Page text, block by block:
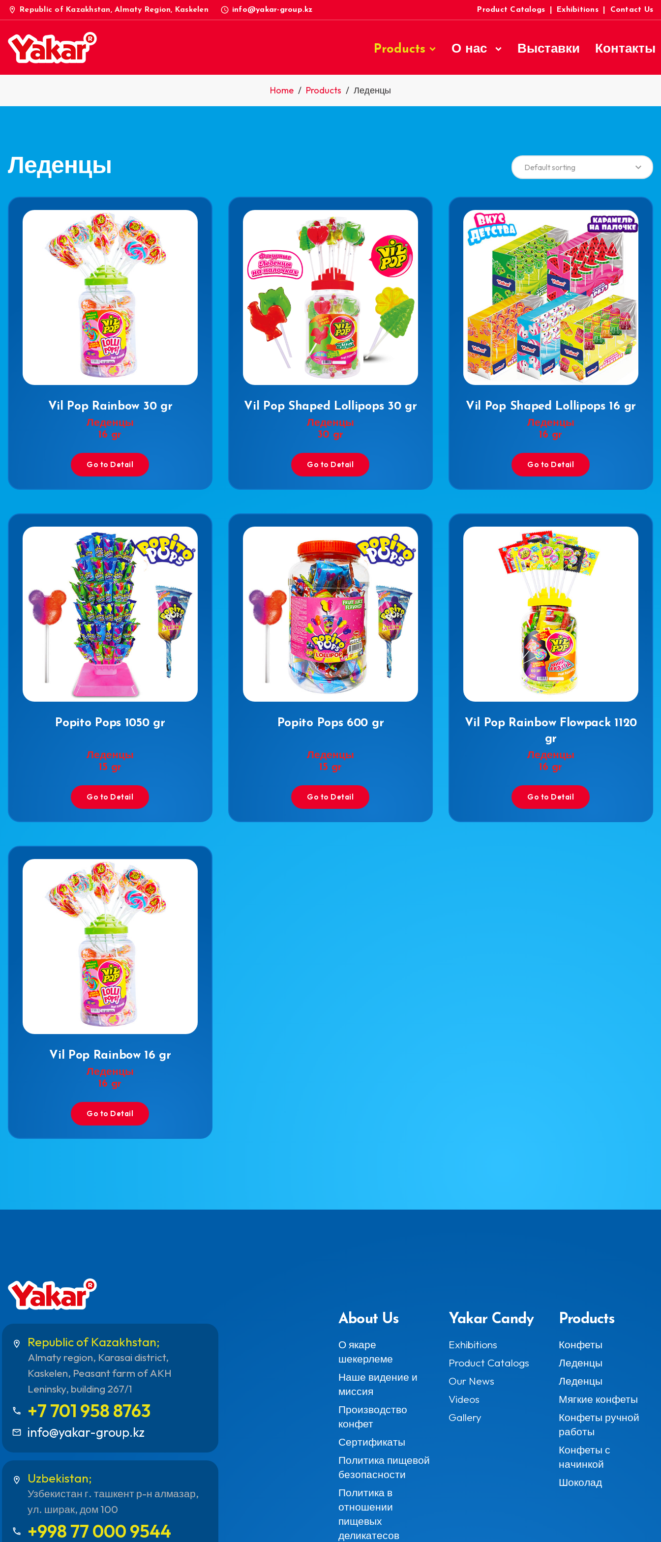
location_on Republic of Kazakhstan, Almaty Region, Kaskelen access_time info@yakar-group.kz Product Catalogs Exhibitions Contact Us
Products О нас Выставки Контакты
Home / Products / Леденцы
Леденцы Default sorting
Vil Pop Rainbow 30 gr
Леденцы
16 gr
Go to Detail
Vil Pop Shaped Lollipops 30 gr
Леденцы
30 gr
Go to Detail
Vil Pop Shaped Lollipops 16 gr
Леденцы
16 gr
Go to Detail
Popito Pops 1050 gr
Леденцы
15 gr
Go to Detail
Popito Pops 600 gr
Леденцы
15 gr
Go to Detail
Vil Pop Rainbow Flowpack 1120
gr
Леденцы
16 gr
Go to Detail
Vil Pop Rainbow 16 gr
Леденцы
16 gr
Go to Detail
location_on Republic of Kazakhstan;
Almaty region, Karasai district,
Kaskelen, Peasant farm of AKH
Leninsky, building 267/1
call +7 701 958 8763
mail_outline info@yakar-group.kz
location_on Uzbekistan;
Узбекистан г. ташкент р-н алмазар,
ул. ширак, дом 100
call +998 77 000 9544
About Us
О якаре
шекерлеме
Наше видение и
миссия
Производство
конфет
Сертификаты
Политика пищевой
безопасности
Политика в
отношении
пищевых
деликатесов
Yakar Candy
Exhibitions
Product Catalogs
Our News
Videos
Gallery
Products
Конфеты
Леденцы
Леденцы
Мягкие конфеты
Конфеты ручной
работы
Конфеты с
начинкой
Шоколад